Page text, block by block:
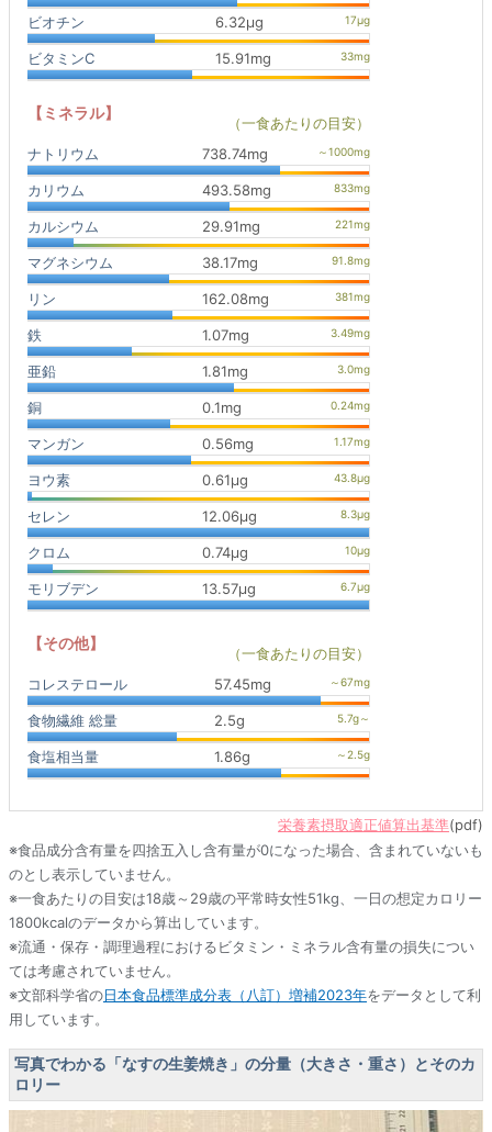
ビオチン 6.32μg
ビタミンC 15.91mg
【ミネラル】
（一食あたりの目安）
ナトリウム
738.74mg
カリウム 493.58mg
カルシウム 29.91mg
マグネシウム 38.17mg
リン 162.08mg
鉄 1.07mg
亜鉛 1.81mg
銅 0.1mg
マンガン 0.56mg
ヨウ素 0.61μg
セレン 12.06μg
クロム 0.74μg
モリブデン 13.57μg
【その他】
（一食あたりの目安）
コレステロール
57.45mg
食物繊維 総量 2.5g
食塩相当量 1.86g
栄養素摂取適正値算出基準(pdf)
※食品成分含有量を四捨五入し含有量が0になった場合、含まれていないも
のとし表示していません。
※一食あたりの目安は18歳～29歳の平常時女性51kg、一日の想定カロリー
1800kcalのデータから算出しています。
※流通・保存・調理過程におけるビタミン・ミネラル含有量の損失につい
ては考慮されていません。
※文部科学省の日本食品標準成分表（八訂）増補2023年をデータとして利
用しています。
写真でわかる「なすの生姜焼き」の分量（大きさ・重さ）とそのカ
ロリー